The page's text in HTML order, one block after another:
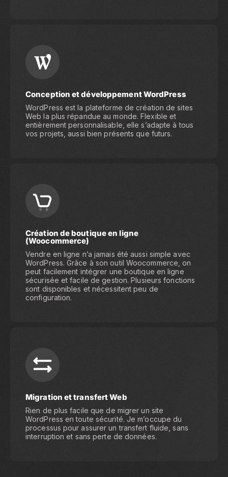
Conception et développement WordPress
WordPress est la plateforme de création de sites
Web la plus répandue au monde. Flexible et
entièrement personnalisable, elle s’adapte à tous
vos projets, aussi bien présents que futurs.
Création de boutique en ligne
(Woocommerce)
Vendre en ligne n’a jamais été aussi simple avec
WordPress. Grâce à son outil Woocommerce, on
peut facilement intégrer une boutique en ligne
sécurisée et facile de gestion. Plusieurs fonctions
sont disponibles et nécessitent peu de
configuration.
Migration et transfert Web
Rien de plus facile que de migrer un site
WordPress en toute sécurité. Je m’occupe du
processus pour assurer un transfert fluide, sans
interruption et sans perte de données.